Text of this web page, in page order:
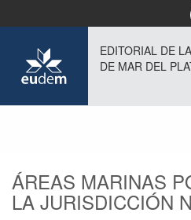
EDITORIAL DE
DE MAR DEL
ÁREAS MARINAS
LA JURISDICCIÓN